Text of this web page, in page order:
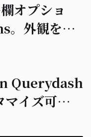
オプショ
。外観をカ
Querydash
イズ可能な